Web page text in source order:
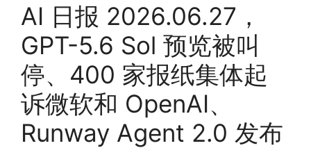
AI 日报 2026.06.27，
GPT-5.6 Sol 预览被叫
停、400 家报纸集体起
诉微软和 OpenAI、
Runway Agent 2.0 发布